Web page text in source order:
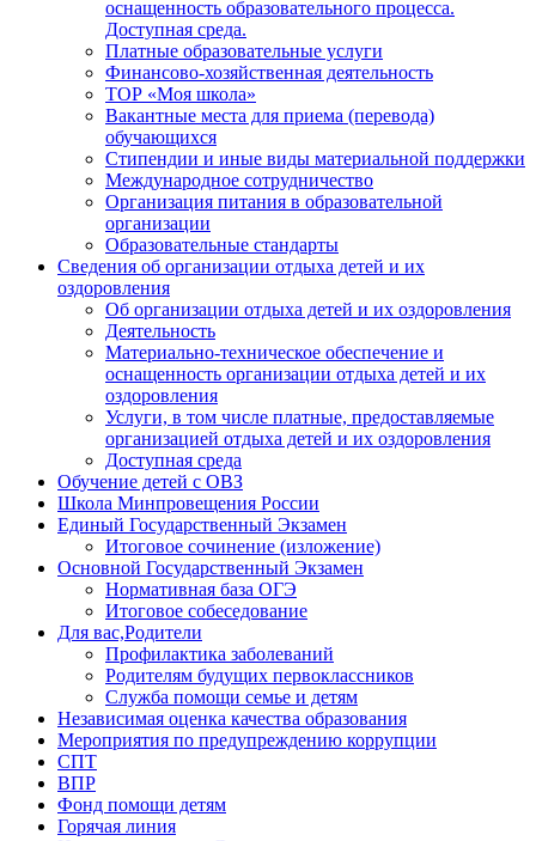
оснащенность образовательного процесса.
Доступная среда.
Платные образовательные услуги
Финансово-хозяйственная деятельность
ТОР «Моя школа»
Вакантные места для приема (перевода)
обучающихся
Стипендии и иные виды материальной поддержки
Международное сотрудничество
Организация питания в образовательной
организации
Образовательные стандарты
Сведения об организации отдыха детей и их
оздоровления
Об организации отдыха детей и их оздоровления
Деятельность
Материально-техническое обеспечение и
оснащенность организации отдыха детей и их
оздоровления
Услуги, в том числе платные, предоставляемые
организацией отдыха детей и их оздоровления
Доступная среда
Обучение детей с ОВЗ
Школа Минпровещения России
Единый Государственный Экзамен
Итоговое сочинение (изложение)
Основной Государственный Экзамен
Нормативная база ОГЭ
Итоговое собеседование
Для вас,Родители
Профилактика заболеваний
Родителям будущих первоклассников
Служба помощи семье и детям
Независимая оценка качества образования
Мероприятия по предупреждению коррупции
СПТ
ВПР
Фонд помощи детям
Горячая линия